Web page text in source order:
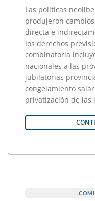
Las políticas
produjeron
directa e
los derechos
combinatoria
nacionales a las
jubilatorias
congelamiento
privatización de las